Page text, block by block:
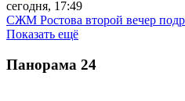
сегодня, 17:49
СЖМ Ростова второй вечер
Показать ещё
Панорама 24